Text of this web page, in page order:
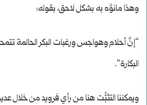
وهذا مانوَّه به بشكل لاحق، بقوله:
“إنَّ أحلام وهواجس ورغبات البكر الحالمة
البكارة”.
ويمكننا التثبُّت هنا من رأي فرويد من خلال عديد